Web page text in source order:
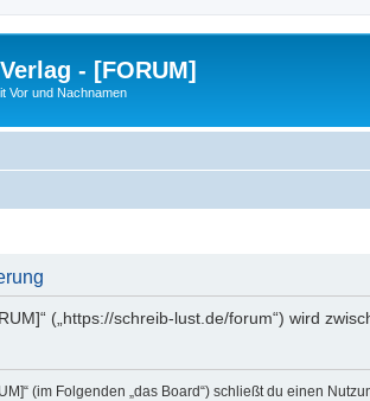
- [FORUM]
Vor und Nachnamen
(„https://schreib-lust.de/forum“) wird
(im Folgenden „das Board“) schließt du einen